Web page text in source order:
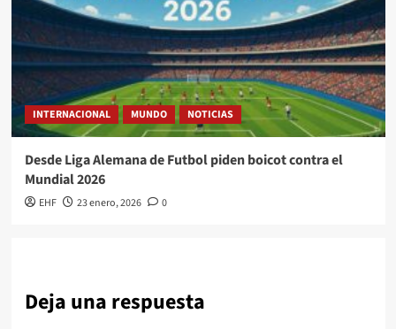
INTERNACIONAL MUNDO NOTICIAS
Desde Liga Alemana de Futbol piden boicot contra el
Mundial 2026
EHF 23 enero, 2026 0
Deja una respuesta